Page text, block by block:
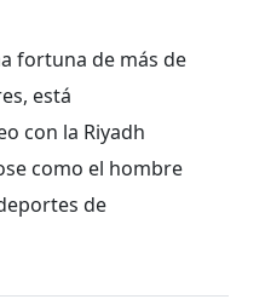
fortuna de más de
está
con la Riyadh
como el hombre
de